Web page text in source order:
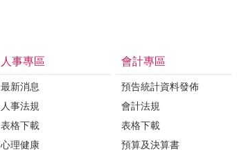
人事專區
最新消息
人事法規
表格下載
心理健康
會計專區
預告統計資料發佈
會計法規
表格下載
預算及決算書